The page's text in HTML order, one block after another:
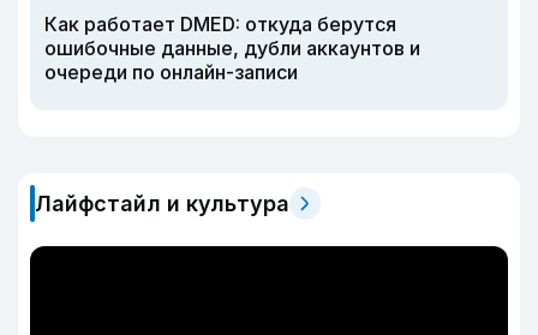
Как работает DMED: откуда берутся
ошибочные данные, дубли аккаунтов и
очереди по онлайн-записи
Лайфстайл и культура